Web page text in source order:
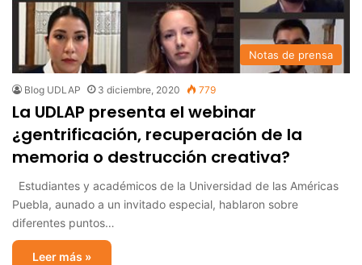
Notas de prensa
Blog UDLAP 3 diciembre, 2020 779
La UDLAP presenta el webinar
¿gentrificación, recuperación de la
memoria o destrucción creativa?
Estudiantes y académicos de la Universidad de las Américas
Puebla, aunado a un invitado especial, hablaron sobre
diferentes puntos…
Leer más »